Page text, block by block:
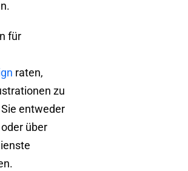
für
raten,
zu
entweder
über